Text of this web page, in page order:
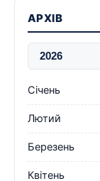
АРХІВ
Січень
Лютий
Березень
Квітень